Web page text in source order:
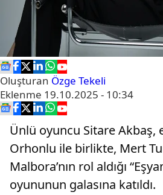
Oluşturan Özge Tekeli
Eklenme 19.10.2025 - 10:34
Ünlü oyuncu Sitare Akbaş,
Orhonlu ile birlikte, Mert
Malbora’nın rol aldığı
oyununun galasına katıldı.